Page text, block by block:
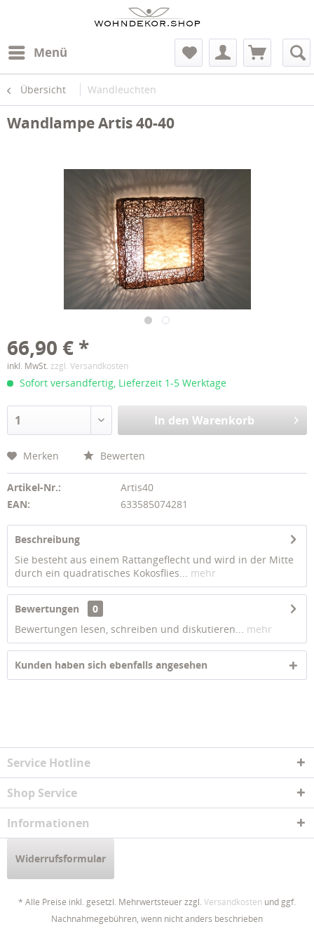
Menü
Übersicht Wandleuchten
Wandlampe Artis 40-40
66,90 € *
inkl. MwSt. zzgl. Versandkosten
Sofort versandfertig, Lieferzeit 1-5 Werktage
In den Warenkorb
Merken Bewerten
Artikel-Nr.:
Artis40
EAN:
633585074281
Beschreibung
Sie besteht aus einem Rattangeflecht und wird in der Mitte
durch ein quadratisches Kokosflies... mehr
Bewertungen
0
Bewertungen lesen, schreiben und diskutieren... mehr
Kunden haben sich ebenfalls angesehen
Service Hotline
Shop Service
Informationen
Widerrufsformular
* Alle Preise inkl. gesetzl. Mehrwertsteuer zzgl. Versandkosten und ggf.
Nachnahmegebühren, wenn nicht anders beschrieben